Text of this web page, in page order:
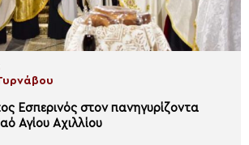
Εσπερινός στον πανηγυρίζοντα
Αγίου Αχιλλίου